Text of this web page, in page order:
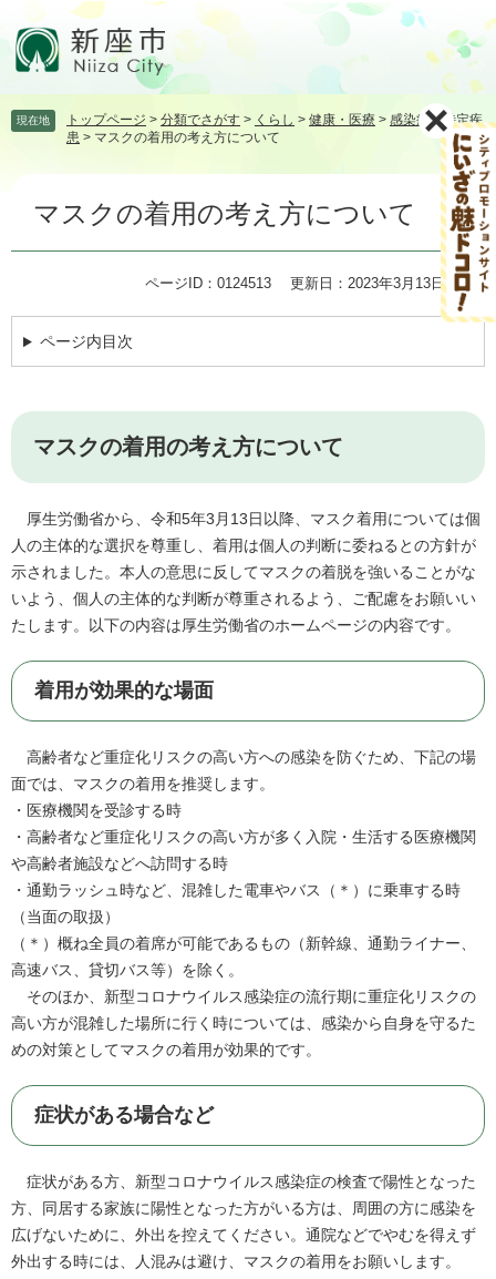
頭飛 現在地 トップページ > 分類でさがす > くらし > 健康・医療 > 感染症・特定疾
患 > マスクの着用の考え方について
マスクの着用の考え方について
ページID：0124513 更新日：2023年3月13日更新
ページ内目次
マスクの着用の考え方について
厚生労働省から、令和5年3月13日以降、マスク着用については個
人の主体的な選択を尊重し、着用は個人の判断に委ねるとの方針が
示されました。本人の意思に反してマスクの着脱を強いることがな
いよう、個人の主体的な判断が尊重されるよう、ご配慮をお願いい
たします。以下の内容は厚生労働省のホームページの内容です。
着用が効果的な場面
高齢者など重症化リスクの高い方への感染を防ぐため、下記の場
面では、マスクの着用を推奨します。
・医療機関を受診する時
・高齢者など重症化リスクの高い方が多く入院・生活する医療機関
や高齢者施設などへ訪問する時
・通勤ラッシュ時など、混雑した電車やバス（＊）に乗車する時
（当面の取扱）
（＊）概ね全員の着席が可能であるもの（新幹線、通勤ライナー、
高速バス、貸切バス等）を除く。
そのほか、新型コロナウイルス感染症の流行期に重症化リスクの
高い方が混雑した場所に行く時については、感染から自身を守るた
めの対策としてマスクの着用が効果的です。
症状がある場合など
症状がある方、新型コロナウイルス感染症の検査で陽性となった
方、同居する家族に陽性となった方がいる方は、周囲の方に感染を
広げないために、外出を控えてください。通院などでやむを得えず
外出する時には、人混みは避け、マスクの着用をお願いします。